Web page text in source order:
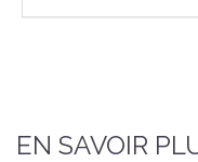
EN SAVOIR